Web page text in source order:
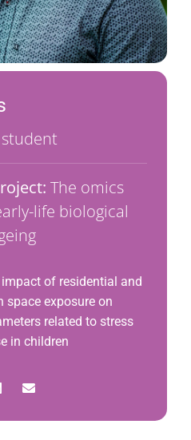
The omics
life biological
of residential and
space exposure on
related to stress
in children